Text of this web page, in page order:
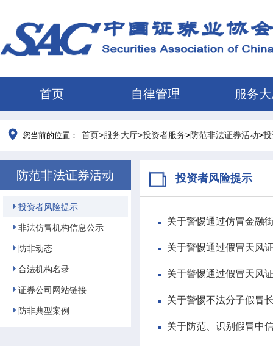
首页 自律管理 服务
您当前的位置： 首页>服务大厅>投资者服务>防范非法证券活动>
防范非法证券活动
投资者风险提示
非法仿冒机构信息公示
防非动态
合法机构名录
证券公司网站链接
防非典型案例
投资者风险提示
关于警惕通过仿冒金融
关于警惕通过假冒天风
关于警惕通过假冒天风
关于警惕不法分子假冒
关于防范、识别假冒中